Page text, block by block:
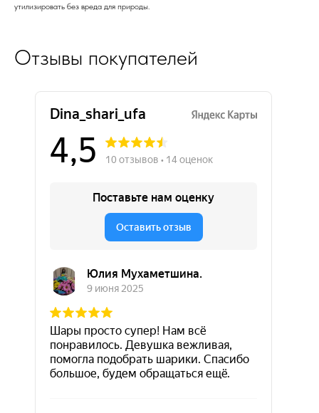
утилизировать без вреда для природы.
Отзывы покупателей